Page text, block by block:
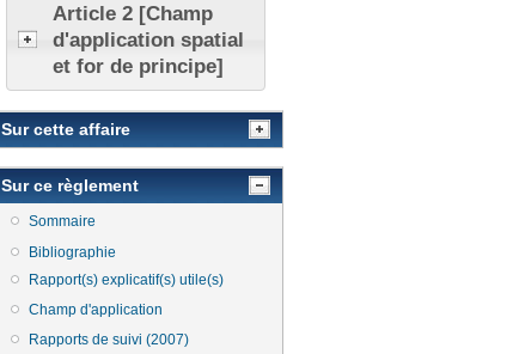
Article 2 [Champ
d'application spatial
et for de principe]
Sur cette affaire
Sur ce règlement
Sommaire
Bibliographie
Rapport(s) explicatif(s) utile(s)
Champ d'application
Rapports de suivi (2007)